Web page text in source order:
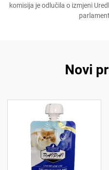
komisija je odlučila o izmjeni
Novi